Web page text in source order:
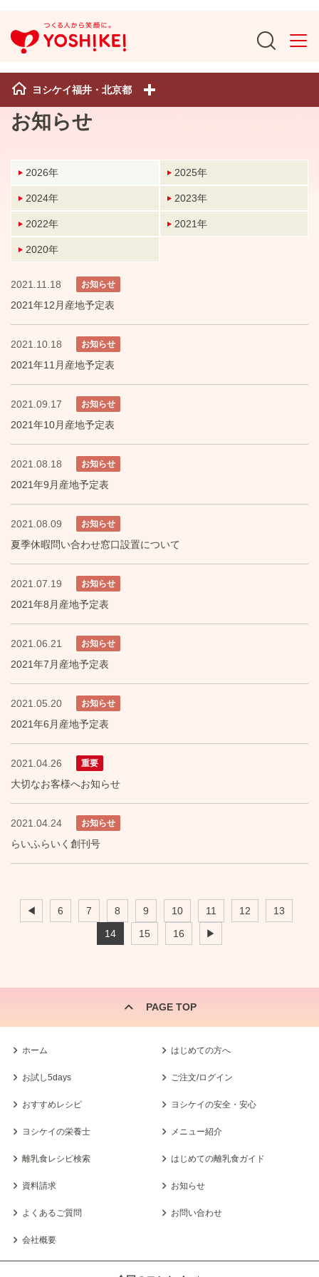
ヨシケイ福井・北京都
お知らせ
2026年 2025年
2024年 2023年
2022年 2021年
2020年
2021.11.18 お知らせ
2021年12月産地予定表
2021.10.18 お知らせ
2021年11月産地予定表
2021.09.17 お知らせ
2021年10月産地予定表
2021.08.18 お知らせ
2021年9月産地予定表
2021.08.09 お知らせ
夏季休暇問い合わせ窓口設置について
2021.07.19 お知らせ
2021年8月産地予定表
2021.06.21 お知らせ
2021年7月産地予定表
2021.05.20 お知らせ
2021年6月産地予定表
2021.04.26 重要
大切なお客様へお知らせ
2021.04.24 お知らせ
らいふらいく創刊号
◀ 6 7 8 9 10 11 12
13
14
15 16 ▶
PAGE TOP
ホーム はじめての方へ
お試し5days ご注文/ログイン
おすすめレシピ ヨシケイの安全・安心
ヨシケイの栄養士 メニュー紹介
離乳食レシピ検索 はじめての離乳食ガイド
資料請求 お知らせ
よくあるご質問 お問い合わせ
会社概要